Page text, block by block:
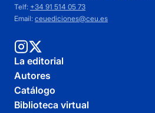
Telf: +34 91 514 05 73
Email: ceuediciones@ceu.es
La editorial
Autores
Catálogo
Biblioteca virtual